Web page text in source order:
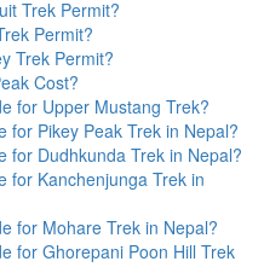
Trek Permit?
Permit?
Trek Permit?
Cost?
for Upper Mustang Trek?
for Pikey Peak Trek in Nepal?
for Dudhkunda Trek in Nepal?
for Kanchenjunga Trek in
for Mohare Trek in Nepal?
for Ghorepani Poon Hill Trek